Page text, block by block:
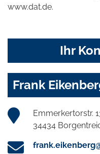
www.dat.de.
Ihr
Frank
Emmerkertorstr.
34434